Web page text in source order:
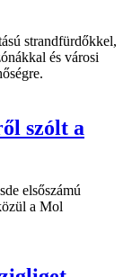
strandfürdőkkel,
és városi
szólt a
elsőszámú
a Mol